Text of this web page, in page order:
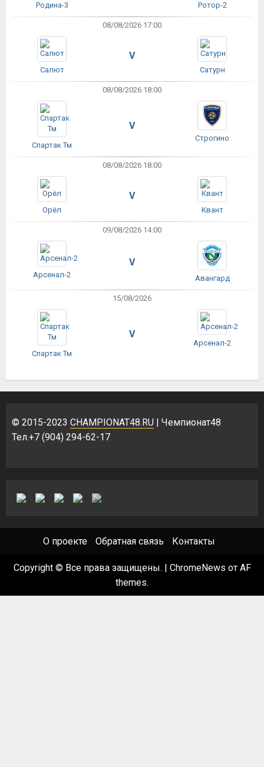
Родина-3 Ротор-2
08/08/2026 17:00
Салют
V
Сатурн
08/08/2026 18:00
Спартак Тм
V
Строгино
08/08/2026 18:00
Орёл
V
Квант
09/08/2026 14:00
Арсенал-2
V
Авангард
15/08/2026
Спартак Тм
V
Арсенал-2
© 2015-2023 CHAMPIONAT48.RU | Чемпионат48
Тел.+7 (904) 294-62-17
О проекте Обратная связь Контакты
Copyright © Все права защищены. ChromeNews от AF
themes.